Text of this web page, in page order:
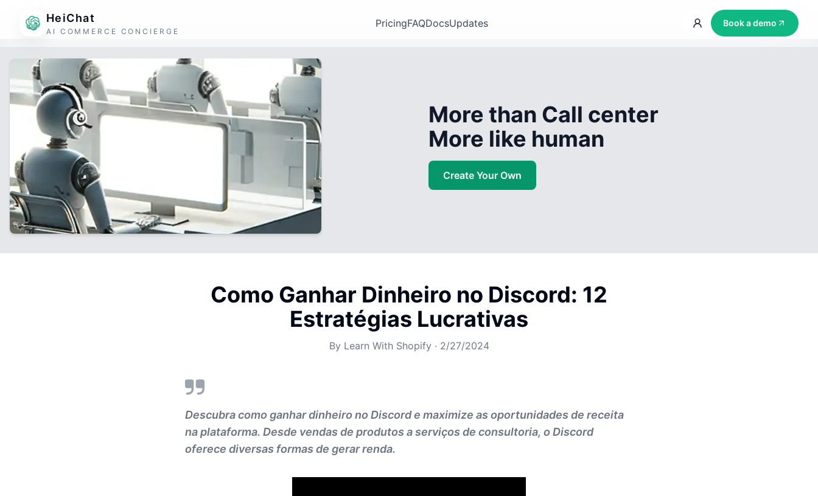
HeiChat
AI COMMERCE CONCIERGE
PricingFAQDocsUpdates Book a demo
More than Call center
More like human
Create Your Own
Como Ganhar Dinheiro no Discord: 12
Estratégias Lucrativas
By Learn With Shopify · 2/27/2024
Descubra como ganhar dinheiro no Discord e maximize as oportunidades de receita
na plataforma. Desde vendas de produtos a serviços de consultoria, o Discord
oferece diversas formas de gerar renda.